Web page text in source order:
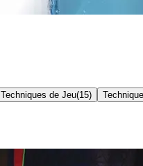
Techniques de Jeu(15)